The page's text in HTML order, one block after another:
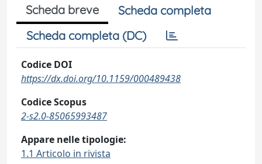
Scheda breve
Scheda completa
Scheda completa (DC)
Codice DOI
https://dx.doi.org/10.1159/000489438
Codice Scopus
2-s2.0-85065993487
Appare nelle tipologie:
1.1 Articolo in rivista